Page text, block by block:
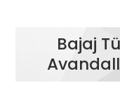
Bajaj